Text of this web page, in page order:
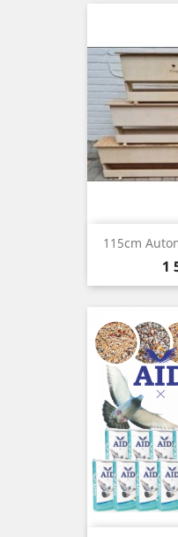
115cm
1